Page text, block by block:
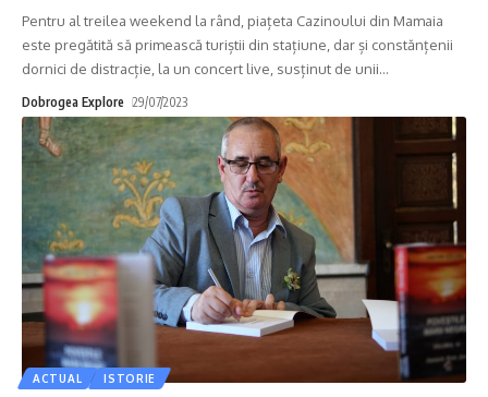
Pentru al treilea weekend la rând, piațeta Cazinoului din Mamaia
este pregătită să primească turiștii din stațiune, dar și constănțenii
dornici de distracție, la un concert live, susținut de unii…
Dobrogea Explore 29/07/2023
ACTUAL ISTORIE